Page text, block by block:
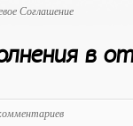
Соглашение
в